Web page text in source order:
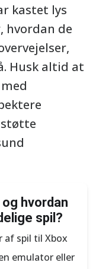
kastet lys
hvordan de
Husk altid at
hvordan
spil?
af spil til Xbox
emulator eller